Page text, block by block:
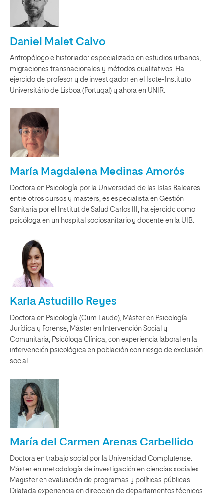
Daniel Malet Calvo
Antropólogo e historiador especializado en estudios urbanos,
migraciones transnacionales y métodos cualitativos. Ha
ejercido de profesor y de investigador en el Iscte-Instituto
Universitário de Lisboa (Portugal) y ahora en UNIR.
María Magdalena Medinas Amorós
Doctora en Psicología por la Universidad de las Islas Baleares
entre otros cursos y masters, es especialista en Gestión
Sanitaria por el Institut de Salud Carlos III, ha ejercido como
psicóloga en un hospital sociosanitario y docente en la UIB.
Karla Astudillo Reyes
Doctora en Psicología (Cum Laude), Máster en Psicología
Jurídica y Forense, Máster en Intervención Social y
Comunitaria, Psicóloga Clínica, con experiencia laboral en la
intervención psicológica en población con riesgo de exclusión
social.
María del Carmen Arenas Carbellido
Doctora en trabajo social por la Universidad Complutense.
Máster en metodología de investigación en ciencias sociales.
Magister en evaluación de programas y políticas públicas.
Dilatada experiencia en dirección de departamentos técnicos